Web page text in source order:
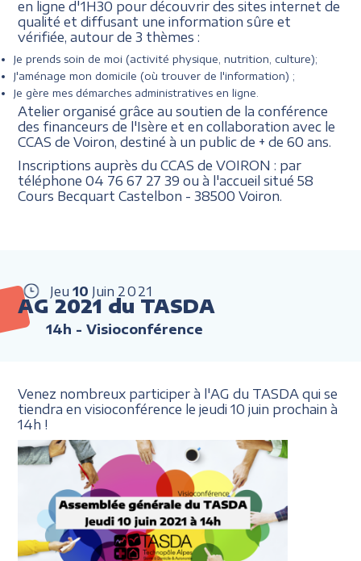
en ligne d'1H30 pour découvrir des sites internet de
qualité et diffusant une information sûre et
vérifiée, autour de 3 thèmes :
Je prends soin de moi (activité physique, nutrition, culture);
J'aménage mon domicile (où trouver de l'information) ;
Je gère mes démarches administratives en ligne.
Atelier organisé grâce au soutien de la conférence
des financeurs de l'Isère et en collaboration avec le
CCAS de Voiron, destiné à un public de + de 60 ans.
Inscriptions auprès du CCAS de VOIRON : par
téléphone 04 76 67 27 39 ou à l'accueil situé58
Cours Becquart Castelbon - 38500 Voiron.
Jeu 10 Juin 2021
AG 2021 du TASDA
14h - Visioconférence
Venez nombreux participer à l'AG du TASDA qui se
tiendra en visioconférence le jeudi 10 juin prochain à
14h !